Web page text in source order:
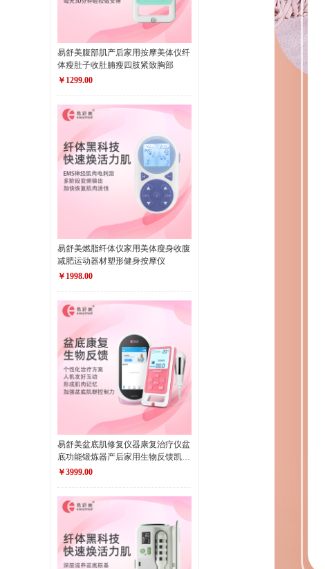
易舒美腹部肌产后家用按摩美体仪纤
体瘦肚子收肚腩瘦四肢紧致胸部
￥1299.00
易舒美燃脂纤体仪家用美体瘦身收腹
减肥运动器材塑形健身按摩仪
￥1998.00
易舒美盆底肌修复仪器康复治疗仪盆
底功能锻炼器产后家用生物反馈凯格
尔训练仪器
￥3999.00